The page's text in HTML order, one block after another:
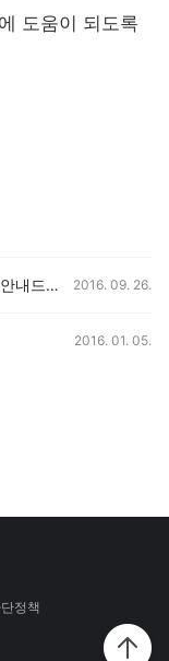
도움이 되도록
[안내] Daum 메일 사칭 스팸메일 주의 안내드립니다. 2016. 09. 26.
2016. 01. 05.
정책